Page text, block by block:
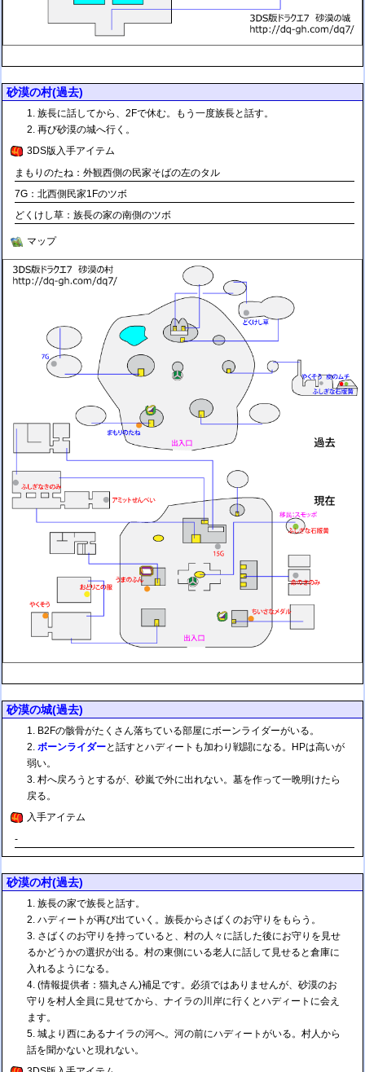
砂漠の村(過去)
族長に話してから、2Fで休む。もう一度族長と話す。
再び砂漠の城へ行く。
3DS版入手アイテム
まもりのたね：外観西側の民家そばの左のタル
7G：北西側民家1Fのツボ
どくけし草：族長の家の南側のツボ
マップ
砂漠の城(過去)
B2Fの骸骨がたくさん落ちている部屋にボーンライダーがいる。
ボーンライダーと話すとハディートも加わり戦闘になる。HPは高いが
弱い。
村へ戻ろうとするが、砂嵐で外に出れない。墓を作って一晩明けたら
戻る。
入手アイテム
-
砂漠の村(過去)
族長の家で族長と話す。
ハディートが再び出ていく。族長からさばくのお守りをもらう。
さばくのお守りを持っていると、村の人々に話した後にお守りを見せ
るかどうかの選択が出る。村の東側にいる老人に話して見せると倉庫に
入れるようになる。
(情報提供者：猫丸さん)補足です。必須ではありませんが、砂漠のお
守りを村人全員に見せてから、ナイラの川岸に行くとハディートに会え
ます。
城より西にあるナイラの河へ。河の前にハディートがいる。村人から
話を聞かないと現れない。